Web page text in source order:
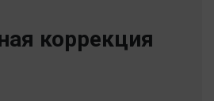
коррекция